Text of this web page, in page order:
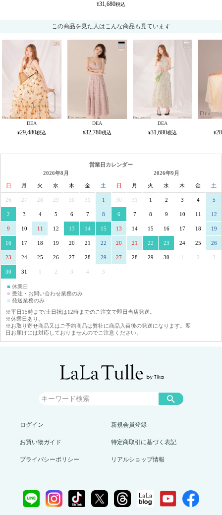
31,680
この商品を見た人はこんな商品も見ています
DEA
29,480
DEA
32,780
DEA
31,680
営業日カレンダー
2026年8月
日 月 火 水 木 金 土
26 27 28 29 30 31 1
2 3 4 5 6 7 8
9 10 11 12 13 14 15
16 17 18 19 20 21 22
23 24 25 26 27 28 29
30 31 1 2 3 4 5
2026年9月
日 月 火 水 木 金 土
30 31 1 2 3 4 5
6 7 8 9 10 11 12
13 14 15 16 17 18 19
20 21 22 23 24 25 26
27 28 29 30 1 2 3
■ 休業日
■ 受注・お問い合わせ業務のみ
■ 発送業務のみ
※平日15時まで/土日祝は12時までのご注文で即日当店発送。
※休業日あり。
※お取り寄せ商品又はご予約商品は弊社に商品入荷後の発送になります。翌
日お届けには対応しておりませんのでご注意ください。
ログイン 新規会員登録
お買い物ガイド 特定商取引に基づく表記
プライバシーポリシー リアルショップ情報